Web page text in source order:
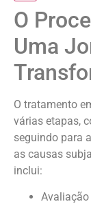
O
Uma
O tratamento
várias etapas,
seguindo para
as causas
inclui: